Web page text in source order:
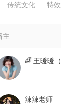
传统文化 特
主
🌈 王暖暖
辣辣老师